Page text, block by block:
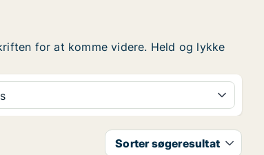
for at komme videre. Held og lykke
Sorter søgeresultat